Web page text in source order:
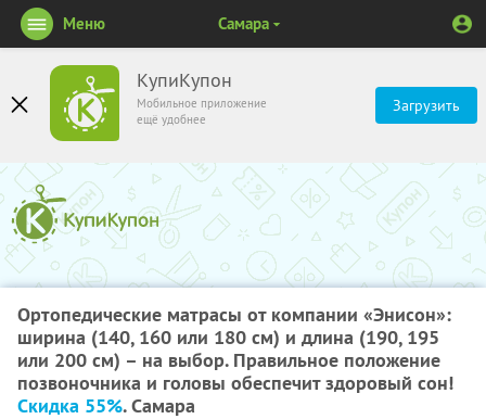
КупиКупон
Мобильное приложение
ещё удобнее
Загрузить
Меню Самара
Ортопедические матрасы от компании «Энисон»:
ширина (140, 160 или 180 см) и длина (190, 195
или 200 см) – на выбор. Правильное положение
позвоночника и головы обеспечит здоровый сон!
Скидка 55%. Самара